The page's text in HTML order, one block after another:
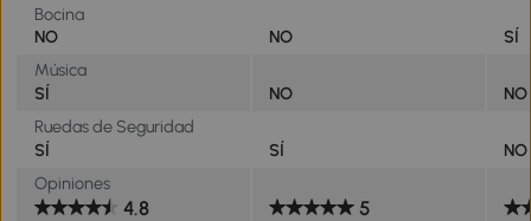
Bocina
NO
NO
SÍ
Música
SÍ
NO
NO
Ruedas de Seguridad
SÍ
SÍ
NO
Opiniones
4.8 5